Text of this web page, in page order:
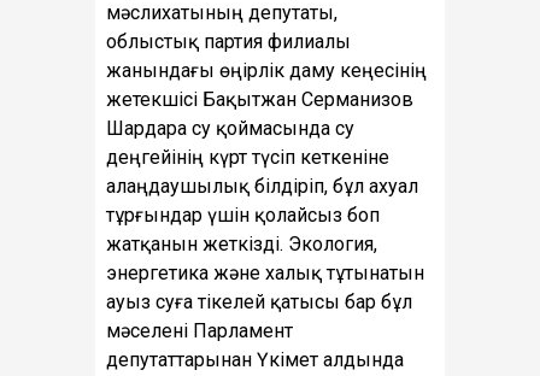
мәслихатының депутаты,
облыстық партия филиалы
жанындағы өңірлік даму кеңесінің
жетекшісі Бақытжан Серманизов
Шардара су қоймасында су
деңгейінің күрт түсіп кеткеніне
алаңдаушылық білдіріп, бұл ахуал
тұрғындар үшін қолайсыз боп
жатқанын жеткізді. Экология,
энергетика және халық тұтынатын
ауыз суға тікелей қатысы бар бұл
мәселені Парламент
депутаттарынан Үкімет алдында